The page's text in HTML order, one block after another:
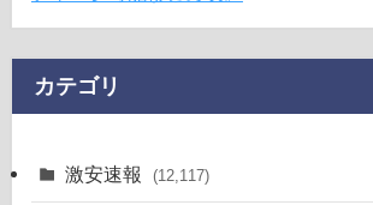
カテゴリ
激安速報 (12,117)